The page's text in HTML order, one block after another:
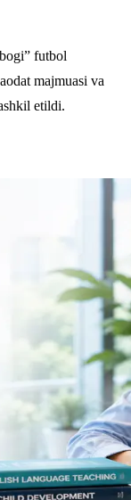
futbol
majmuasi va
etildi.